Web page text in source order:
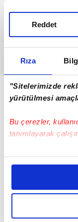
Rıza
"Sitelerimizde
yürütülmesi
Bu çerezler,
tanımlayarak
Bu çerezlere izin
daha iyi reklam
amacımızın size
olduğunu ve
elimizden gelen
Reddet